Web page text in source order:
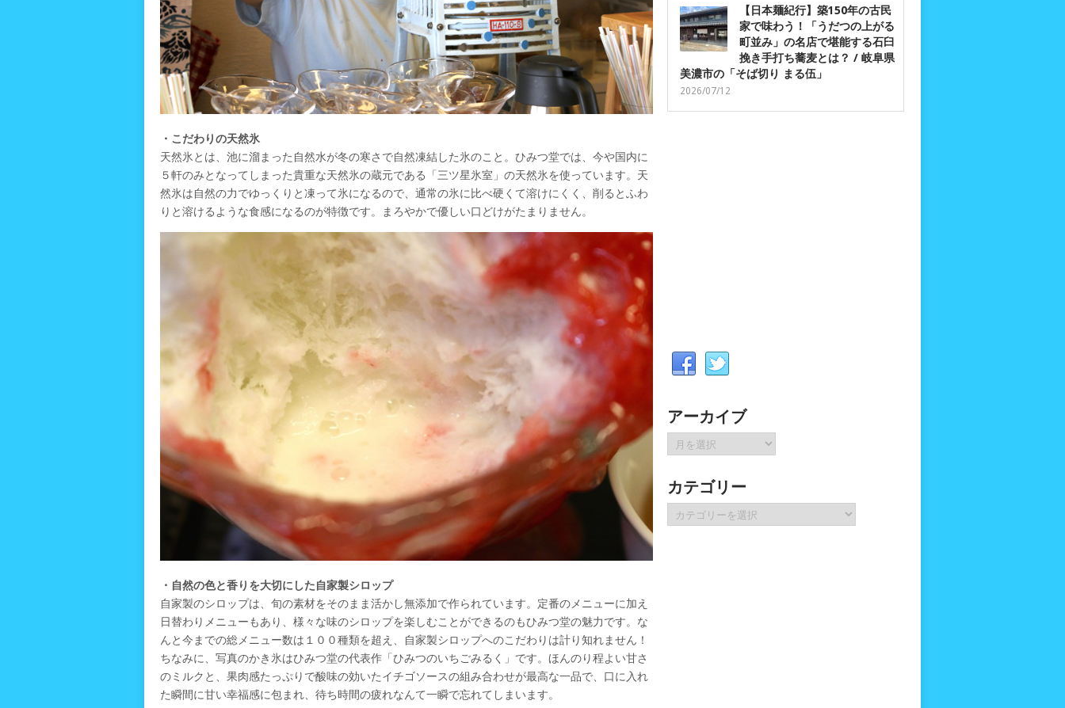
・こだわりの天然氷
天然氷とは、池に溜まった自然水が冬の寒さで自然凍結した氷のこと。ひみつ堂では、今や国内に
５軒のみとなってしまった貴重な天然氷の蔵元である「三ツ星氷室」の天然氷を使っています。天
然氷は自然の力でゆっくりと凍って氷になるので、通常の氷に比べ硬くて溶けにくく、削るとふわ
りと溶けるような食感になるのが特徴です。まろやかで優しい口どけがたまりません。
・自然の色と香りを大切にした自家製シロップ
自家製のシロップは、旬の素材をそのまま活かし無添加で作られています。定番のメニューに加え
日替わりメニューもあり、様々な味のシロップを楽しむことができるのもひみつ堂の魅力です。な
んと今までの総メニュー数は１００種類を超え、自家製シロップへのこだわりは計り知れません！
ちなみに、写真のかき氷はひみつ堂の代表作「ひみつのいちごみるく」です。ほんのり程よい甘さ
のミルクと、果肉感たっぷりで酸味の効いたイチゴソースの組み合わせが最高な一品で、口に入れ
た瞬間に甘い幸福感に包まれ、待ち時間の疲れなんて一瞬で忘れてしまいます。
【日本麺紀行】築150年の古民
家で味わう！「うだつの上がる
町並み」の名店で堪能する石臼
挽き手打ち蕎麦とは？ / 岐阜県
美濃市の「そば切り まる伍」
2026/07/12
アーカイブ
ア
ー
イ
ブ
カテゴリー
テ